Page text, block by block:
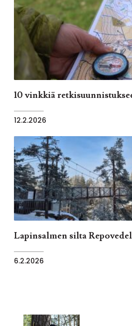
10 vinkkiä
12.2.2026
Lapinsalmen silta
6.2.2026